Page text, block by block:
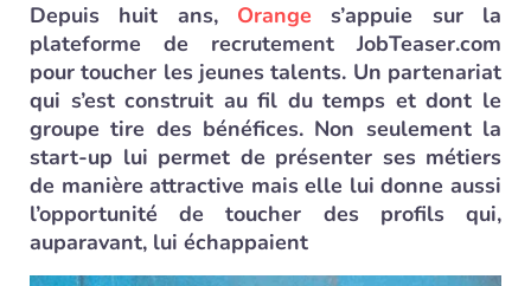
Depuis huit ans, Orange s’appuie sur la
plateforme de recrutement JobTeaser.com
pour toucher les jeunes talents. Un partenariat
qui s’est construit au fil du temps et dont le
groupe tire des bénéfices. Non seulement la
start-up lui permet de présenter ses métiers
de manière attractive mais elle lui donne aussi
l’opportunité de toucher des profils qui,
auparavant, lui échappaient